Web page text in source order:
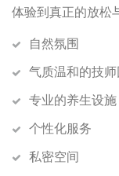
体验到真正的放松
自然氛围
气质温和的技师
专业的养生设施
个性化服务
私密空间